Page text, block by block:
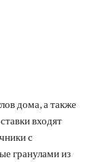
дома, а также
входят
с
гранулами из